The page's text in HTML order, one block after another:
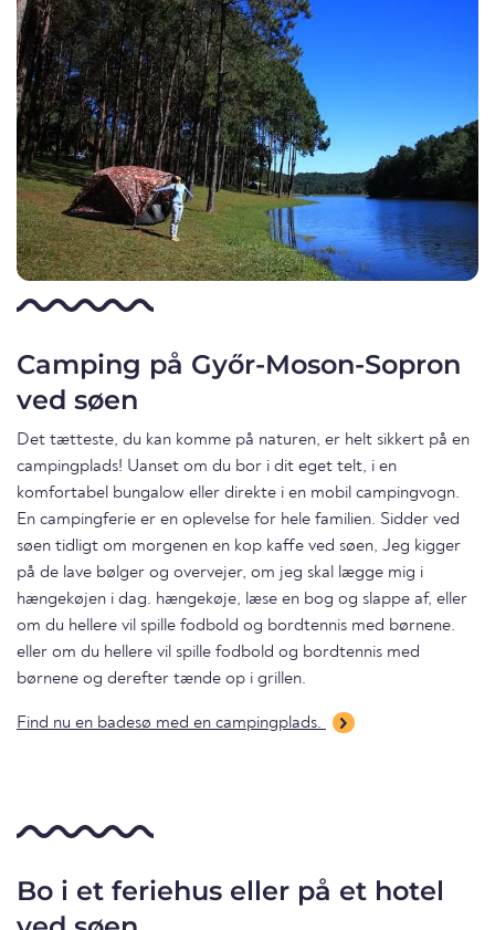
Camping på Győr-Moson-Sopron
ved søen
Det tætteste, du kan komme på naturen, er helt sikkert på en
campingplads! Uanset om du bor i dit eget telt, i en
komfortabel bungalow eller direkte i en mobil campingvogn.
En campingferie er en oplevelse for hele familien. Sidder ved
søen tidligt om morgenen en kop kaffe ved søen, Jeg kigger
på de lave bølger og overvejer, om jeg skal lægge mig i
hængekøjen i dag. hængekøje, læse en bog og slappe af, eller
om du hellere vil spille fodbold og bordtennis med børnene.
eller om du hellere vil spille fodbold og bordtennis med
børnene og derefter tænde op i grillen.
Find nu en badesø med en campingplads.
Bo i et feriehus eller på et hotel